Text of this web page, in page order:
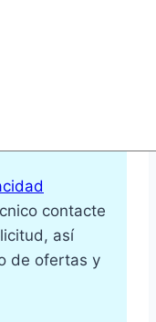
contacte
así
de ofertas y